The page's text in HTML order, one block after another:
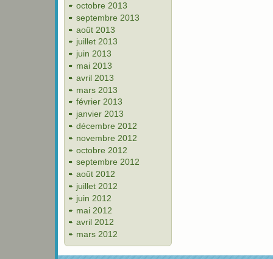
octobre 2013
septembre 2013
août 2013
juillet 2013
juin 2013
mai 2013
avril 2013
mars 2013
février 2013
janvier 2013
décembre 2012
novembre 2012
octobre 2012
septembre 2012
août 2012
juillet 2012
juin 2012
mai 2012
avril 2012
mars 2012